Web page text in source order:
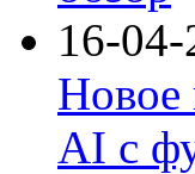
16-
Новое
AI с